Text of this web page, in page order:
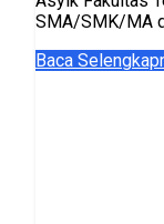
SMA/SMK/MA
Baca